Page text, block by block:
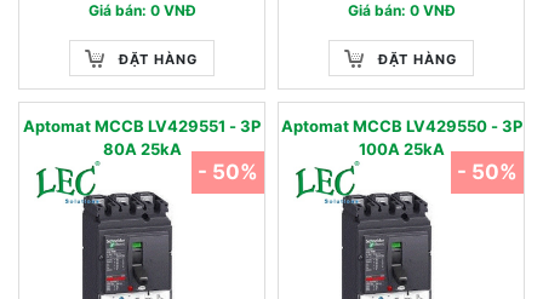
Giá bán: 0 VNĐ
ĐẶT HÀNG
Giá bán: 0 VNĐ
ĐẶT HÀNG
Aptomat MCCB LV429551 - 3P
80A 25kA
- 50%
Aptomat MCCB LV429550 - 3P
100A 25kA
- 50%